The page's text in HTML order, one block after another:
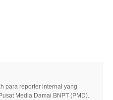
para reporter internal yang
Media Damai BNPT (PMD).